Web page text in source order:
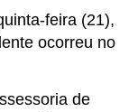
feira (21),
ocorreu no
de